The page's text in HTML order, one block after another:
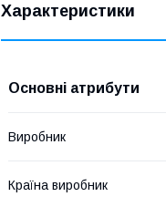
Характеристики
Основні атрибути
Виробник
Країна виробник